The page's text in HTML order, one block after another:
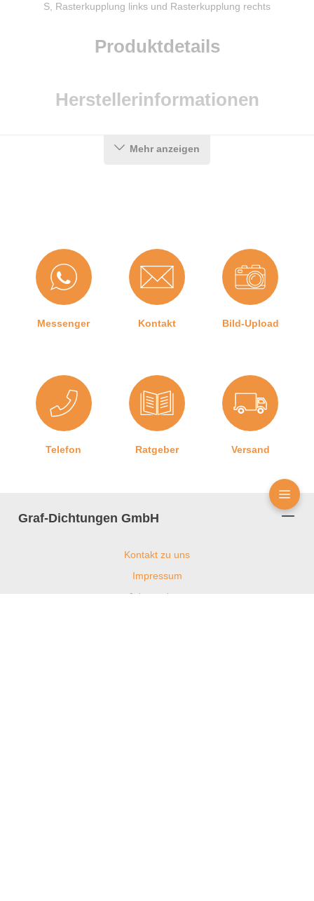
S, Rasterkupplung links und Rasterkupplung rechts
Produktdetails
Herstellerinformationen
Mehr anzeigen
Messenger Kontakt Bild-Upload
Telefon Ratgeber Versand
Graf-Dichtungen GmbH
Kontakt zu uns
Impressum
Jobangebote